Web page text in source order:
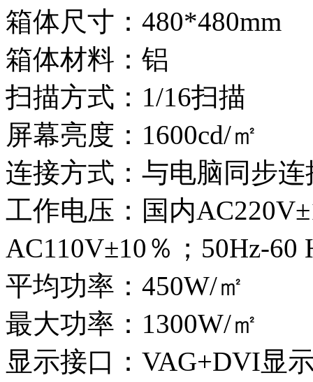
箱体尺寸：480*480mm
箱体材料：铝
扫描方式：1/16扫描
屏幕亮度：1600cd/㎡
连接方式：与电脑同步
工作电压：国内
AC110V±10％；50Hz-60
平均功率：450W/㎡
最大功率：1300W/㎡
显示接口：VAG+DVI显